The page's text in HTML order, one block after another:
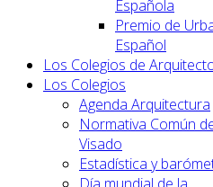
Española
Premio de
Español
Los Colegios de
Los Colegios
Agenda Arquitectura
Normativa Común
Visado
Estadística y